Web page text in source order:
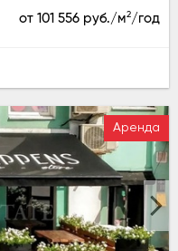
от 101 556 руб./м2/год
Аренда